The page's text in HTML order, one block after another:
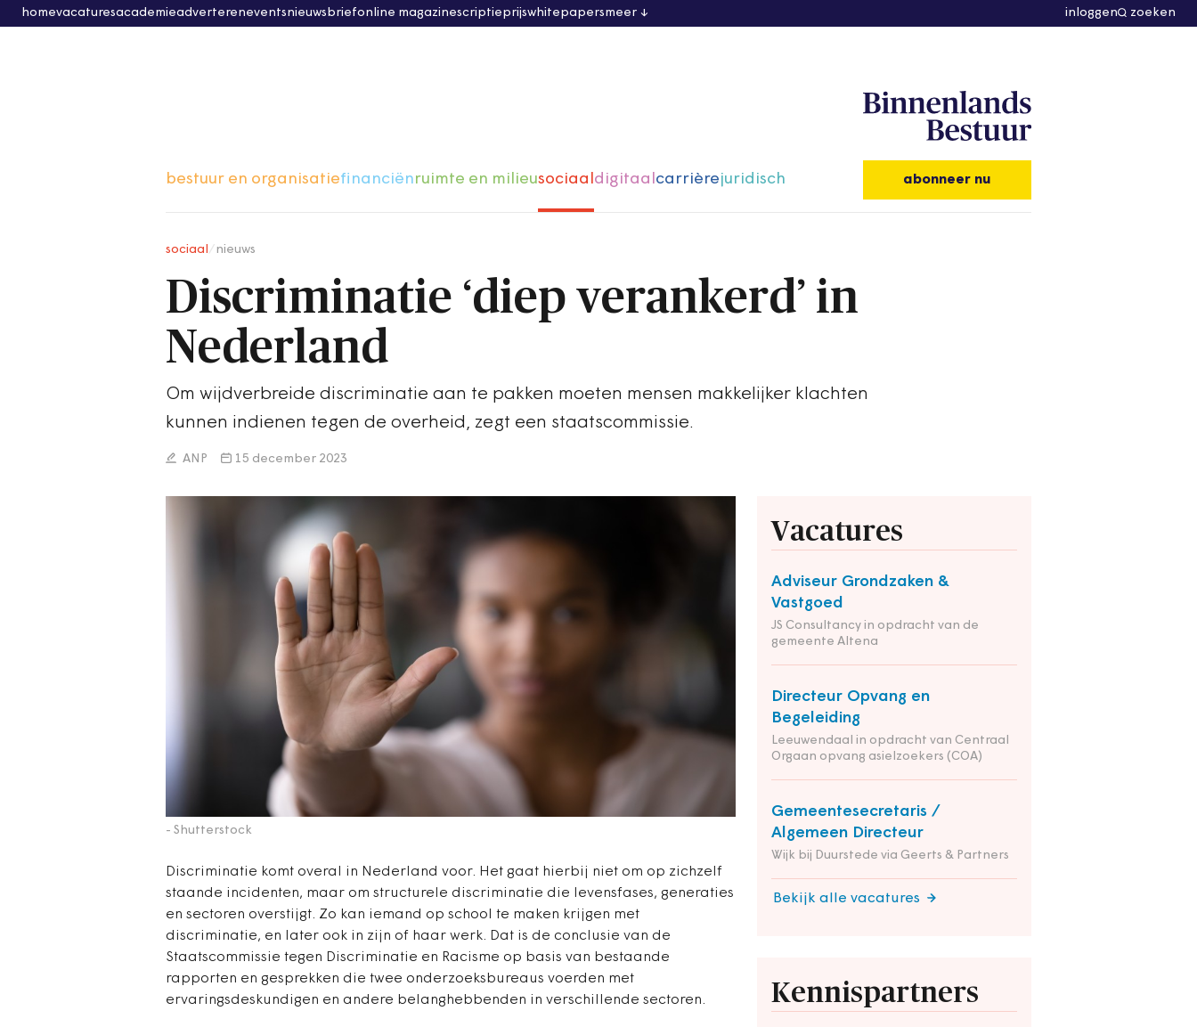
homevacaturesacademieadvertereneventsnieuwsbriefonline magazinescriptieprijswhitepapersmeer inloggen zoeken
bestuur en organisatiefinanciënruimte en milieusociaaldigitaalcarrièrejuridisch abonneer nu
sociaal nieuws
Discriminatie ‘diep verankerd’ in
Nederland
Om wijdverbreide discriminatie aan te pakken moeten mensen makkelijker klachten
kunnen indienen tegen de overheid, zegt een staatscommissie.
ANP 15 december 2023
- Shutterstock
Discriminatie komt overal in Nederland voor. Het gaat hierbij niet om op zichzelf
staande incidenten, maar om structurele discriminatie die levensfases, generaties
en sectoren overstijgt. Zo kan iemand op school te maken krijgen met
discriminatie, en later ook in zijn of haar werk. Dat is de conclusie van de
Staatscommissie tegen Discriminatie en Racisme op basis van bestaande
rapporten en gesprekken die twee onderzoeksbureaus voerden met
ervaringsdeskundigen en andere belanghebbenden in verschillende sectoren.
Vacatures
Adviseur Grondzaken &
Vastgoed
JS Consultancy in opdracht van de
gemeente Altena
Directeur Opvang en
Begeleiding
Leeuwendaal in opdracht van Centraal
Orgaan opvang asielzoekers (COA)
Gemeentesecretaris /
Algemeen Directeur
Wijk bij Duurstede via Geerts & Partners
Bekijk alle vacatures
Kennispartners